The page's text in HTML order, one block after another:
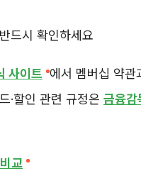
드시 확인하세요
사이트 에서 멤버십 약관
·할인 관련 규정은 금융감
교